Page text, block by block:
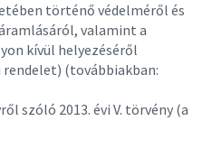
történő védelméről és
valamint a
kívül helyezéséről
(továbbiakban:
szóló 2013. évi V. törvény (a